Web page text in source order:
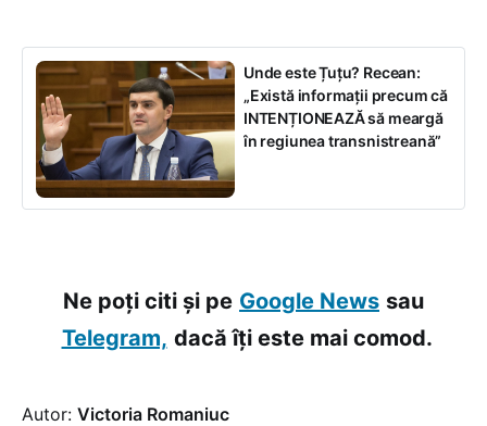
Unde este Țuțu? Recean:
„Există informații precum că
INTENȚIONEAZĂ să meargă
în regiunea transnistreană”
Ne poți citi și pe Google News sau
Telegram, dacă îți este mai comod.
Autor: Victoria Romaniuc